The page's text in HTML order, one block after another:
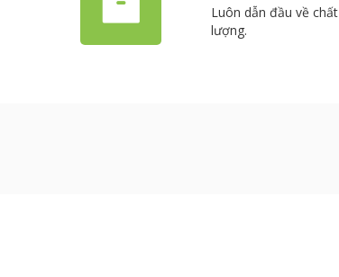
Luôn dẫn đầu về chất
lượng.